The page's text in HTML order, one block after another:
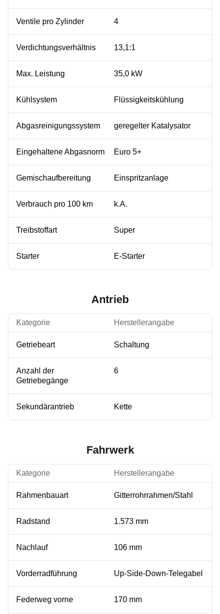
Ventile pro Zylinder 4
Verdichtungsverhältnis 13,1:1
Max. Leistung 35,0 kW
Kühlsystem Flüssigkeitskühlung
Abgasreinigungssystem geregelter Katalysator
Eingehaltene Abgasnorm Euro 5+
Gemischaufbereitung Einspritzanlage
Verbrauch pro 100 km k.A.
Treibstoffart Super
Starter E-Starter
Antrieb
Kategorie Herstellerangabe
Getriebeart Schaltung
Anzahl der
Getriebegänge
6
Sekundärantrieb Kette
Fahrwerk
Kategorie Herstellerangabe
Rahmenbauart Gitterrohrrahmen/Stahl
Radstand 1.573 mm
Nachlauf 106 mm
Vorderradführung Up-Side-Down-Telegabel
Federweg vorne 170 mm